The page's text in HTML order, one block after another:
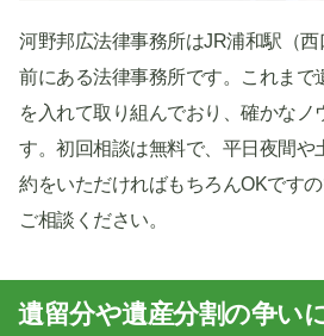
河野邦広法律事務所はJR浦和駅（
前にある法律事務所です。これまで
を入れて取り組んでおり、確かなノ
す。初回相談は無料で、平日夜間や
約をいただければもちろんOKです
ご相談ください。
遺留分や遺産分割の争い